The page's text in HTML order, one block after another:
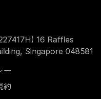
16 Raffles
Singapore 048581
ー
約